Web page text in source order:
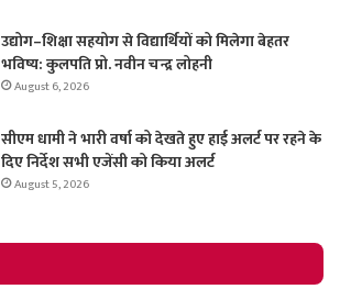
उद्योग–शिक्षा सहयोग से विद्यार्थियों को मिलेगा बेहतर
भविष्य: कुलपति प्रो. नवीन चन्द्र लोहनी
August 6, 2026
सीएम धामी ने भारी वर्षा को देखते हुए हाई अलर्ट पर रहने के
दिए निर्देश सभी एजेंसी को किया अलर्ट
August 5, 2026